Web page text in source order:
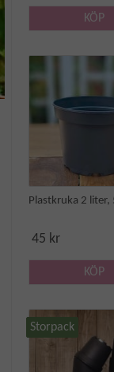
KÖP
Plastkruka 2 liter,
45 kr
KÖP
Storpack